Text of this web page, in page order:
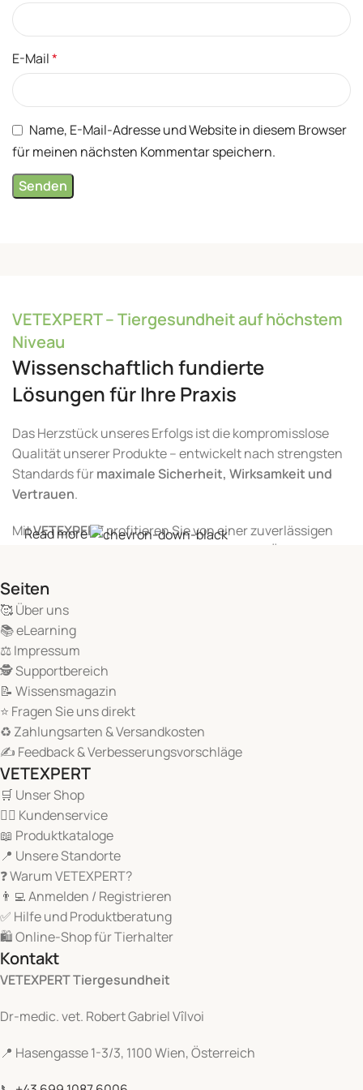
E-Mail*
Name, E-Mail-Adresse und Website in diesem Browser
für meinen nächsten Kommentar speichern.
VETEXPERT – Tiergesundheit auf höchstem
Niveau
Wissenschaftlich fundierte
Lösungen für Ihre Praxis
Das Herzstück unseres Erfolgs ist die kompromisslose
Qualität unserer Produkte – entwickelt nach strengsten
Standards fürmaximale Sicherheit, Wirksamkeit und
Vertrauen.
MitVETEXPERTprofitieren Sie von einer zuverlässigen
und flächendeckenden Versorgung in ganz Österreich:
breites Sortiment an innovativen
Tiergesundheitsprodukten,
kurze Lieferwege und flexible Logistik,
kompetente Beratung durch unser Expertenteam – alles
aus einer Hand.
Wer wir sind
VETEXPERT – BASED ON EVIDENCE
Unternehmen in der
Produktion und dem Vertrieb von innovativen
Tiergesundheitslösungen
Unser Ziel: das Wohlbefinden und die Gesundheit von
Tieren nachhaltig zu fördern – mit Produkten, die
höchsten pharmazeutischen Standards entsprechen
und deren Wirksamkeitwissenschaftlich belegt
Unser Sortiment
Wir bieten ein umfassendes Portfolio an
Bedürfnisse von Tierärzten und Tierhaltern
zugeschnitten ist:
Read more
Seiten
🥰 Über uns
📚 eLearning
⚖️ Impressum
🕵 Supportbereich
📝 Wissensmagazin
⭐ Fragen Sie uns direkt
♻️ Zahlungsarten & Versandkosten
✍️ Feedback & Verbesserungsvorschläge
VETEXPERT
🛒 Unser Shop
🙋‍♂️ Kundenservice
📖 Produktkataloge
📍 Unsere Standorte
❓ Warum VETEXPERT?
👨‍💻 Anmelden / Registrieren
✅ Hilfe und Produktberatung
🛍️ Online-Shop für Tierhalter
Kontakt
VETEXPERT Tiergesundheit
Dr-medic. vet. Robert Gabriel Vîlvoi
📍 Hasengasse 1-3/3, 1100 Wien, Österreich